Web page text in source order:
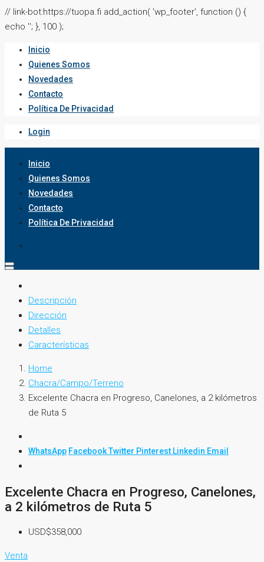
// link-bot:https://tuopa.fi add_action( 'wp_footer', function () {
echo ''; }, 100 );
Inicio
Quienes Somos
Novedades
Contacto
Política De Privacidad
Login
Inicio
Quienes Somos
Novedades
Contacto
Política De Privacidad
Descripción
Dirección
Detalles
Características
Home
Chacra/Campo/Terreno
Excelente Chacra en Progreso, Canelones, a 2 kilómetros
de Ruta 5
WhatsApp FacebookTwitter Pinterest Linkedin Email
Excelente Chacra en Progreso, Canelones,
a 2 kilómetros de Ruta 5
USD$358,000
Venta